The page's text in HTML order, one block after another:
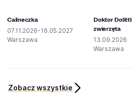
Calineczka
07.11.2026-16.05.2027
Warszawa
Doktor
zwierzęta
13.09.2026
Warszawa
Zobacz wszystkie